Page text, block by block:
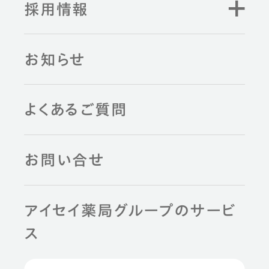
採用情報
お知らせ
よくあるご質問
お問い合せ
アイセイ薬局グループのサービ
ス